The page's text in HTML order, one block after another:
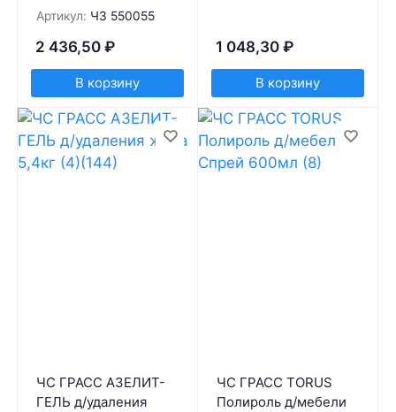
Артикул: ЧЗ 550055
2 436,50 ₽
В корзину
1 048,30 ₽
В корзину
ЧС ГРАСС АЗЕЛИТ-
ГЕЛЬ д/удаления
ЧС ГРАСС TORUS
Полироль д/мебели